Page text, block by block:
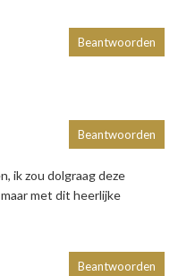
Beantwoorden
ik zou dolgraag deze
met dit heerlijke
Beantwoorden
Beantwoorden